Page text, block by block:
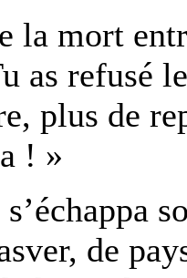
la mort
as
plus de
! »
de